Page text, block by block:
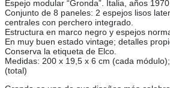
Espejo modular “Gronda”. Italia, años 1970
Conjunto de 8 paneles: 2 espejos lisos
centrales con perchero integrado.
Estructura en marco negro y espejos
En muy buen estado vintage; detalles
Conserva la etiqueta de Elco.
Medidas: 200 x 19,5 x 6 cm (cada
(total)